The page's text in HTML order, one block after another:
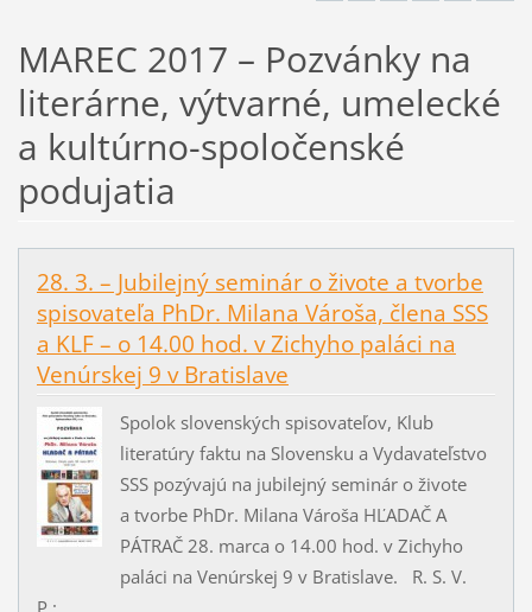
MAREC 2017 – Pozvánky na
literárne, výtvarné, umelecké
a kultúrno-spoločenské
podujatia
28. 3. – Jubilejný seminár o živote a tvorbe
spisovateľa PhDr. Milana Vároša, člena SSS
a KLF – o 14.00 hod. v Zichyho paláci na
Venúrskej 9 v Bratislave
Spolok slovenských spisovateľov, Klub
literatúry faktu na Slovensku a Vydavateľstvo
SSS pozývajú na jubilejný seminár o živote
a tvorbe PhDr. Milana Vároša HĽADAČ A
PÁTRAČ 28. marca o 14.00 hod. v Zichyho
paláci na Venúrskej 9 v Bratislave. R. S. V.